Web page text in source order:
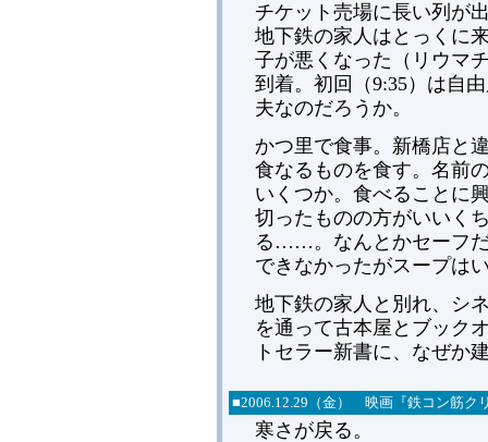
チケット売場に長い列が
地下鉄の家人はとっくに
子が悪くなった（リウマ
到着。初回（9:35）は自
夫なのだろうか。
かつ里で食事。新橋店と
食なるものを食す。名前
いくつか。食べることに
切ったものの方がいいく
る……。なんとかセーフ
できなかったがスープは
地下鉄の家人と別れ、シ
を通って古本屋とブック
トセラー新書に、なぜか
■2006.12.29（金） 映画『鉄コン筋ク
寒さが戻る。